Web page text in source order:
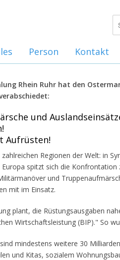
Person Kontakt
Rhein Ruhr hat den
und
Aufrüsten!
Regionen der Welt: in
Europa spitzt sich die Konfrontation
und
mit im Einsatz.
plant, die Rüstungsausgaben
Wirtschaftsleistung (BIP)." So
mindestens weitere 30
und Kitas, sozialem